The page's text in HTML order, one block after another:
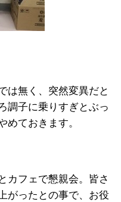
は無く、突然変異だと
調子に乗りすぎとぶっ
めておきます。
カフェで懇親会。皆さ
がったとの事で、お役